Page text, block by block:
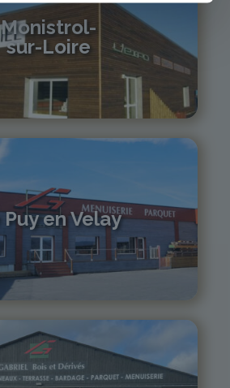
Monistrol-
sur-Loire
sa.fr
Puy en Velay
04 71 01 13 30
lepuy@gabriel-sa.fr